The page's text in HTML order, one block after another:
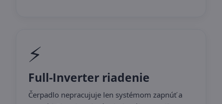
⚡
Full-Inverter riadenie
Čerpadlo nepracujuje len systémom zapnúť a